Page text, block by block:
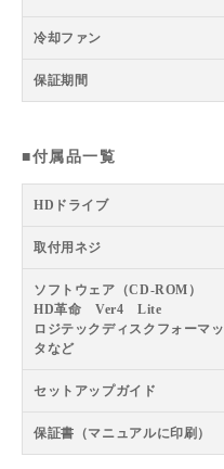
冷却ファン
保証期間
■付属品一覧
HDドライブ
取付用ネジ
ソフトウェア（CD-ROM）
HD革命 Ver4 Lite
ロジテックディスクフォーマッ
タなど
セットアップガイド
保証書（マニュアルに印刷）